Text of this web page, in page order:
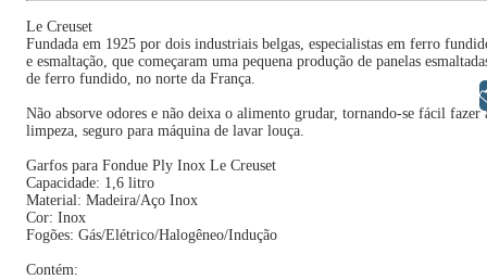
Le Creuset
Fundada em 1925 por dois industriais belgas, especialistas em ferro
e esmaltação, que começaram uma pequena produção de panelas
de ferro fundido, no norte da França.
Não absorve odores e não deixa o alimento grudar, tornando-se fácil fazer
limpeza, seguro para máquina de lavar louça.
Garfos para Fondue Ply Inox Le Creuset
Capacidade: 1,6 litro
Material: Madeira/Aço Inox
Cor: Inox
Fogões: Gás/Elétrico/Halogêneo/Indução
Contém: